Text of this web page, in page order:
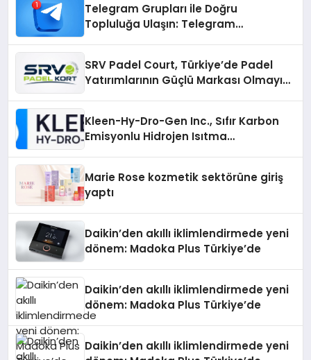
Telegram Grupları ile Doğru
Topluluğa Ulaşın: Telegram
SRV Padel Court, Türkiye’de Padel
Yatırımlarının Güçlü Markası Olmayı
Kleen-Hy-Dro-Gen Inc., Sıfır Karbon
Emisyonlu Hidrojen Isıtma
Marie Rose kozmetik sektörüne giriş
yaptı
Daikin’den akıllı iklimlendirmede yeni
dönem: Madoka Plus Türkiye’de
Daikin’den akıllı iklimlendirmede yeni
dönem: Madoka Plus Türkiye’de
Daikin’den akıllı iklimlendirmede yeni